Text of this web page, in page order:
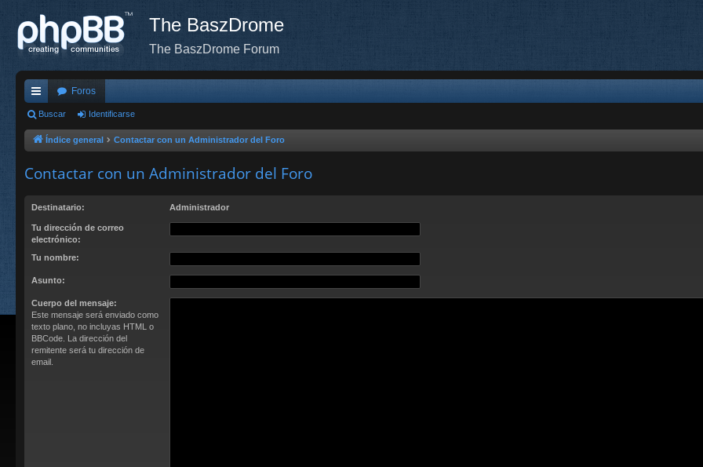
The BaszDrome
The BaszDrome Forum
nl
ac
pi
do
s
Foros
Buscar Identificarse
Índice general Contactar con un Administrador del Foro
Contactar con un Administrador del Foro
Destinatario: Administrador
Tu dirección de correo
electrónico:
Tu nombre:
Asunto:
Cuerpo del mensaje:
Este mensaje será enviado como
texto plano, no incluyas HTML o
BBCode. La dirección del
remitente será tu dirección de
email.